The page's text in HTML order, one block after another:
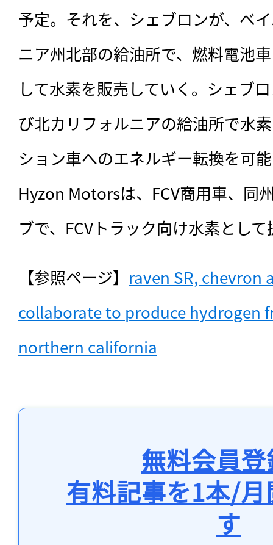
予定。それを、シェブロンが、ベ
ニア州北部の給油所で、燃料電池
して水素を販売していく。シェブ
び北カリフォルニアの給油所で水
ション車へのエネルギー転換を可
Hyzon Motorsは、FCV商用車、同
ブで、FCVトラック向け水素とし
【参照ページ】 raven SR, chevron
collaborate to produce hydrogen
northern california
無料会員
有料記事を1本/
す